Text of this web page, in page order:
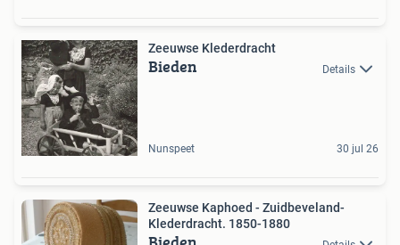
Zeeuwse Klederdracht
Bieden Details
Nunspeet 30 jul 26
Zeeuwse Kaphoed - Zuidbeveland-
Klederdracht. 1850-1880